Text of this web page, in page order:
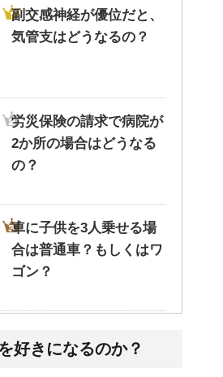
副交感神経が優位だと、
気管支はどうなるの？
労災保険の請求で病院が
2か所の場合はどうなる
の？
車に子供を3人乗せる場
合は普通車？もしくはワ
ゴン？
について
好きになるのか？